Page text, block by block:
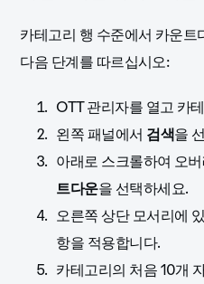
카테고리 행 수준에서 카운
다음 단계를 따르십시오:
OTT 관리자를 열고 카
왼쪽 패널에서 검색을
아래로 스크롤하여 오
트다운을 선택하세요.
오른쪽 상단 모서리에
항을 적용합니다.
카테고리의 처음 10개